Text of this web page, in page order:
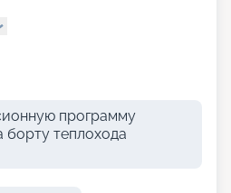
программу
борту теплохода